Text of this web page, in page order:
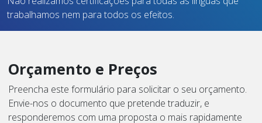
trabalhamos nem para todos os efeitos.
Orçamento e Preços
Preencha este formulário para solicitar o seu orçamento.
Envie-nos o documento que pretende traduzir, e
responderemos com uma proposta o mais rapidamente